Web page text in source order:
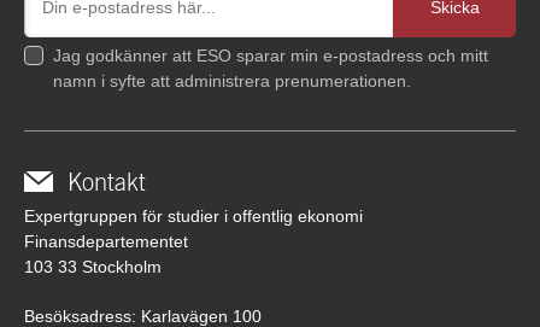
Jag godkänner att ESO sparar min e-postadress och mitt
namn i syfte att administrera prenumerationen.
Kontakt
Expertgruppen för studier i offentlig ekonomi
Finansdepartementet
103 33 Stockholm
Besöksadress: Karlavägen 100